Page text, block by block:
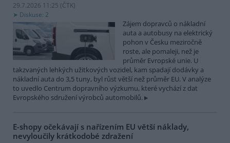
29.7.2026 11:25 (ČTK)
Diskuse: 2
Zájem dopravců o nákladní
auta a autobusy na elektrický
pohon v Česku meziročně
roste, ale pomaleji, než je
průměr Evropské unie. U
takzvaných lehkých užitkových vozidel, kam spadají dodávky a
nákladní auta do 3,5 tuny, byl růst větší než průměr EU. V analýze
to uvedlo Centrum dopravního výzkumu, které vychází z dat
Evropského sdružení výrobců automobilů.
E-shopy očekávají s nařízením EU větší náklady,
nevyloučily krátkodobé zdražení